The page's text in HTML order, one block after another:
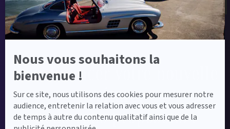
Nous vous souhaitons la
bienvenue !
Sur ce site, nous utilisons des cookies pour mesurer notre
audience, entretenir la relation avec vous et vous adresser
de temps à autre du contenu qualitatif ainsi que de la
Pour financer votre nouvelle
voiture,
nous vous proposons :